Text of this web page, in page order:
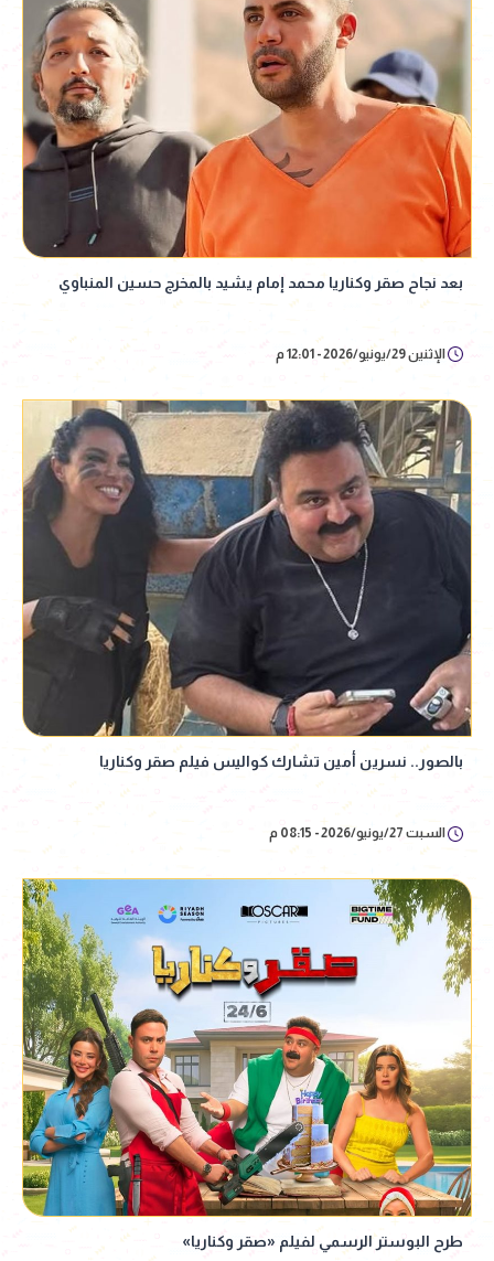
بعد نجاح صقر وكناريا محمد إمام يشيد بالمخرج حسين المنباوي
الإثنين 29/يونيو/2026 - 12:01 م
بالصور.. نسرين أمين تشارك كواليس فيلم صقر وكناريا
السبت 27/يونيو/2026 - 08:15 م
طرح البوستر الرسمي لفيلم «صقر وكناريا»